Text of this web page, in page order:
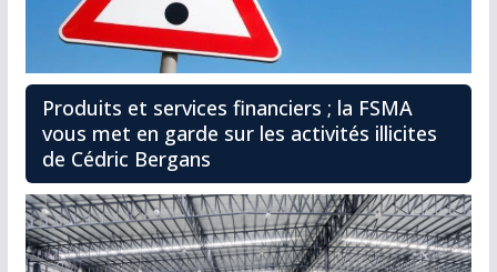
Produits et services financiers ; la FSMA
vous met en garde sur les activités illicites
de Cédric Bergans